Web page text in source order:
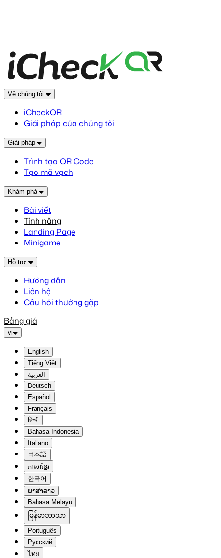
Về chúng tôi
iCheckQR
Giải pháp của chúng tôi
Giải pháp
Trình tạo QR Code
Tạo mã vạch
Khám phá
Bài viết
Tính năng
Landing Page
Minigame
Hỗ trợ
Hướng dẫn
Liên hệ
Câu hỏi thường gặp
Bảng giá
vi
English
Tiếng Việt
العربية
Deutsch
Español
Français
हिन्दी
Bahasa Indonesia
Italiano
日本語
ភាសាខ្មែរ
한국어
ພາສາລາວ
Bahasa Melayu
မြန်မာဘာသာ
Português
Русский
ไทย